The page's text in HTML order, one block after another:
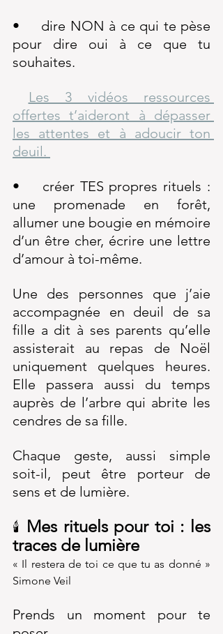
•	dire NON à ce qui te pèse
pour dire oui à ce que tu
souhaites.
Les 3 vidéos ressources
offertes t’aideront à dépasser
les attentes et à adoucir ton
•	créer TES propres rituels :
une promenade en forêt,
allumer une bougie en mémoire
d’un être cher, écrire une lettre
d’amour à toi-même.
Une des personnes que j’aie
accompagnée en deuil de sa
fille a dit à ses parents qu’elle
assisterait au repas de Noël
uniquement quelques heures.
Elle passera aussi du temps
auprès de l’arbre qui abrite les
cendres de sa fille.
Chaque geste, aussi simple
soit-il, peut être porteur de
sens et de lumière.
🕯️ Mes rituels pour toi : les
traces de lumière
« Il restera de toi ce que tu as donné »
Simone Veil
Prends un moment pour te